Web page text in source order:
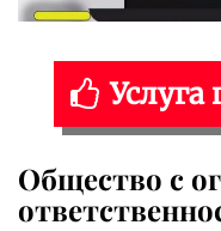
Услуга
Общество с